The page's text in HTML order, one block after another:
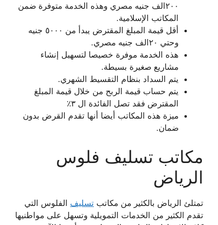
٢٠٠الف جنيه مصري وهذه الخدمة متوفرة ضمن
المكاتب الإسلامية.
أقل قيمة المبلغ المقترض يبدأ من ٥٠٠٠ جنيه
وحتي ٢٠الف جنيه مصري.
هذه الخدمة موفرة خصيصا لتسهيل إنشاء
مشاريع صغيرة بسيطة.
يتم السداد بنظام التقسيط الشهري.
يتم حساب قيمة الربح من خلال قيمة المبلغ
المقترض فقد تصل الفائدة ال ٣٪
ميزة هذه المكاتب أيضا أنها تقدم القرض بدون
ضمان.
مكاتب تسليف فلوس
الرياض
تمتلئ الرياض بالكثير من مكاتب تسليف الفلوس التي
تقدم الكثير من الخدمات التمويلية وتسهل على مواطنيها